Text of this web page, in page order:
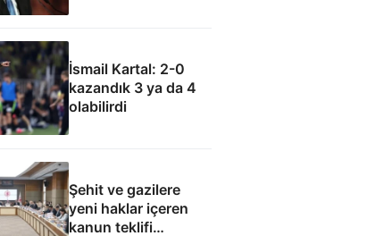
İsmail Kartal: 2-0
kazandık 3 ya da 4
olabilirdi
Şehit ve gazilere
yeni haklar içeren
kanun teklifi